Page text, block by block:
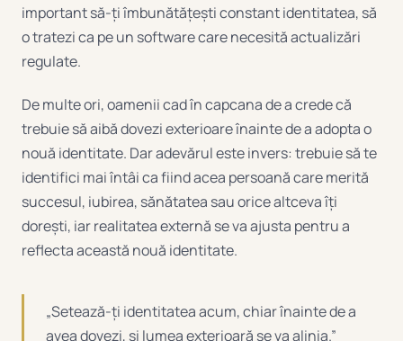
important să-ți îmbunătățești constant identitatea, să
o tratezi ca pe un software care necesită actualizări
regulate.
De multe ori, oamenii cad în capcana de a crede că
trebuie să aibă dovezi exterioare înainte de a adopta o
nouă identitate. Dar adevărul este invers: trebuie să te
identifici mai întâi ca fiind acea persoană care merită
succesul, iubirea, sănătatea sau orice altceva îți
dorești, iar realitatea externă se va ajusta pentru a
reflecta această nouă identitate.
„Setează-ți identitatea acum, chiar înainte de a
avea dovezi, și lumea exterioară se va alinia.”